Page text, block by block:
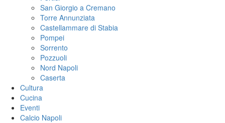
San Giorgio a Cremano
Torre Annunziata
Castellammare di Stabia
Pompei
Sorrento
Pozzuoli
Nord Napoli
Caserta
Cultura
Cucina
Eventi
Calcio Napoli